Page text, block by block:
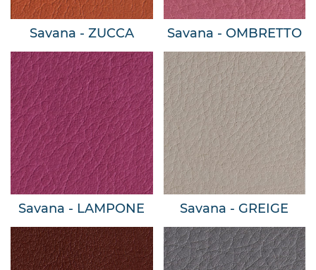
Savana - ZUCCA Savana - OMBRETTO
Savana - LAMPONE Savana - GREIGE